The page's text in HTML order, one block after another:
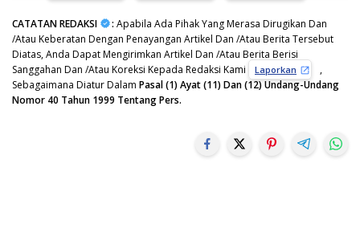
CATATAN REDAKSI : Apabila Ada Pihak Yang Merasa Dirugikan Dan
/Atau Keberatan Dengan Penayangan Artikel Dan /Atau Berita Tersebut
Diatas, Anda Dapat Mengirimkan Artikel Dan /Atau Berita Berisi
Sanggahan Dan /Atau Koreksi Kepada Redaksi Kami
Laporkan
,
Sebagaimana Diatur Dalam Pasal (1) Ayat (11) Dan (12) Undang-Undang
Nomor 40 Tahun 1999 Tentang Pers.